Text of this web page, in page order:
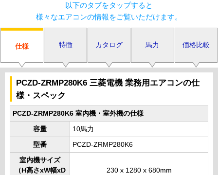
以下のタブをタップすると
様々なエアコンの情報をご覧いただけます。
仕様 特徴 カタログ 馬力 価格比較
PCZD-ZRMP280K6 三菱電機 業務用エアコンの仕
様・スペック
PCZD-ZRMP280K6 室内機・室外機の仕様
容量 10馬力
型番 PCZD-ZRMP280K6
室内機サイズ
（H高さxW幅xD
230 x 1280 x 680mm